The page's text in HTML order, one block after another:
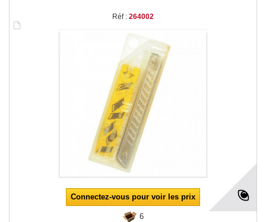
Réf : 264002
Connectez-vous pour voir les prix
6